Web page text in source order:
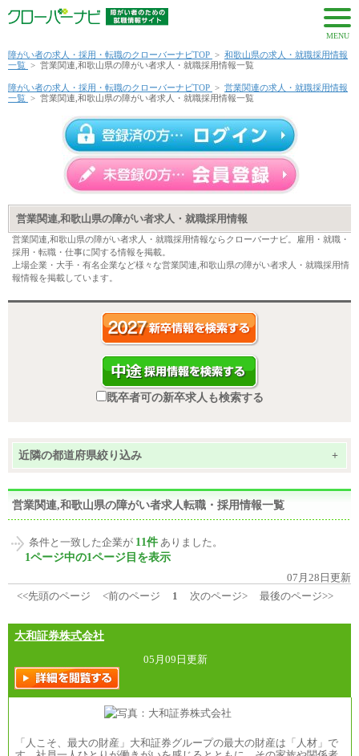
MENU
障がい者の求人・採用・転職のクローバーナビTOP > 和歌山県の求人・就職採用情報
一覧 > 営業関連,和歌山県の障がい者求人・就職採用情報一覧
障がい者の求人・採用・転職のクローバーナビTOP > 営業関連の求人・就職採用情報
一覧 > 営業関連,和歌山県の障がい者求人・就職採用情報一覧
営業関連,和歌山県の障がい者求人・就職採用情報
営業関連,和歌山県の障がい者求人・就職採用情報ならクローバーナビ。雇用・就職・
採用・転職・仕事に関する情報を掲載。
上場企業・大手・有名企業など様々な営業関連,和歌山県の障がい者求人・就職採用情
報情報を掲載しています。
既卒者可の新卒求人も検索する
近隣の都道府県絞り込み +
営業関連,和歌山県の障がい者求人転職・採用情報一覧
条件と一致した企業が 11件 ありました。
1ページ中の1ページ目を表示
07月28日更新
<<先頭のページ
<前のページ 1 次のページ> 最後のページ>>
大和証券株式会社
05月09日更新
「人こそ、最大の財産」大和証券グループの最大の財産は「人材」で